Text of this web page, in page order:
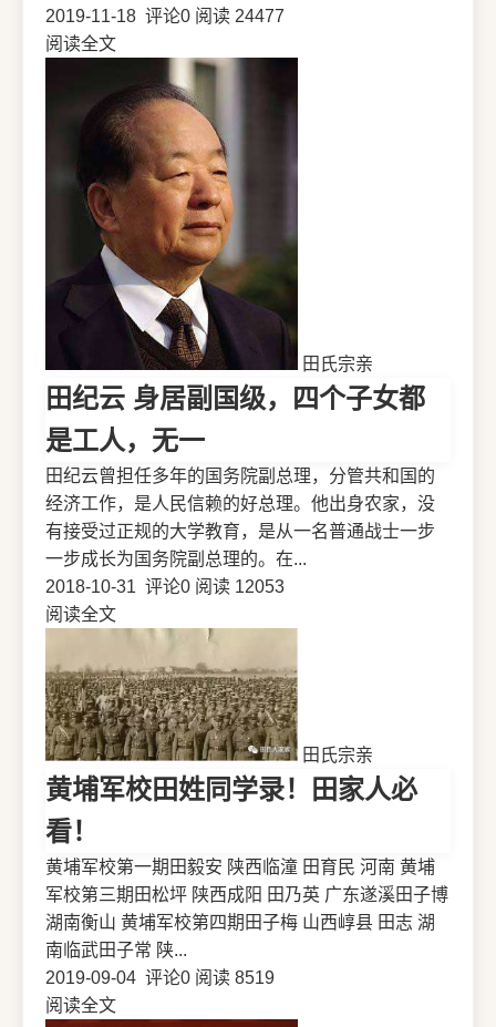
2019-11-18 评论0 阅读 24477
阅读全文
田氏宗亲
田纪云 身居副国级，四个子女都
是工人，无一
田纪云曾担任多年的国务院副总理，分管共和国的
经济工作，是人民信赖的好总理。他出身农家，没
有接受过正规的大学教育，是从一名普通战士一步
一步成长为国务院副总理的。在...
2018-10-31 评论0 阅读 12053
阅读全文
田氏宗亲
黄埔军校田姓同学录！田家人必
看！
黄埔军校第一期田毅安 陕西临潼 田育民 河南 黄埔
军校第三期田松坪 陕西成阳 田乃英 广东遂溪田子博
湖南衡山 黄埔军校第四期田子梅 山西崞县 田志 湖
南临武田子常 陕...
2019-09-04 评论0 阅读 8519
阅读全文